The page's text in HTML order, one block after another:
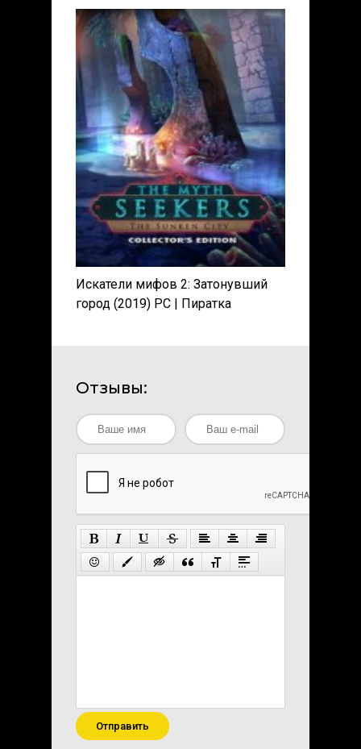
Искатели мифов 2: Затонувший
город (2019) PC | Пиратка
Отзывы:
Отправить